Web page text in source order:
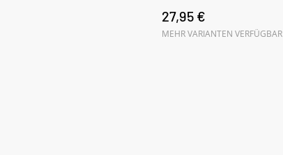
27,95 €
MEHR VARIANTEN VERFÜGBAR